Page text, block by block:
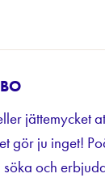
jättemycket
gör ju inget!
och